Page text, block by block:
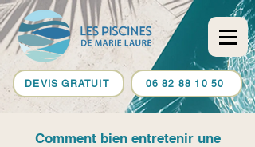
DEVIS GRATUIT 06 82 88 10 50
Comment bien entretenir une